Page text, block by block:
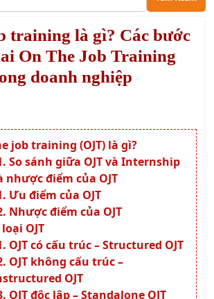
training là gì? Các bước
On The Job Training
doanh nghiệp
job training (OJT) là gì?
So sánh giữa OJT và Internship
nhược điểm của OJT
Ưu điểm của OJT
Nhược điểm của OJT
OJT
OJT có cấu trúc – Structured OJT
OJT không cấu trúc –
OJT
OJT độc lập – Standalone OJT